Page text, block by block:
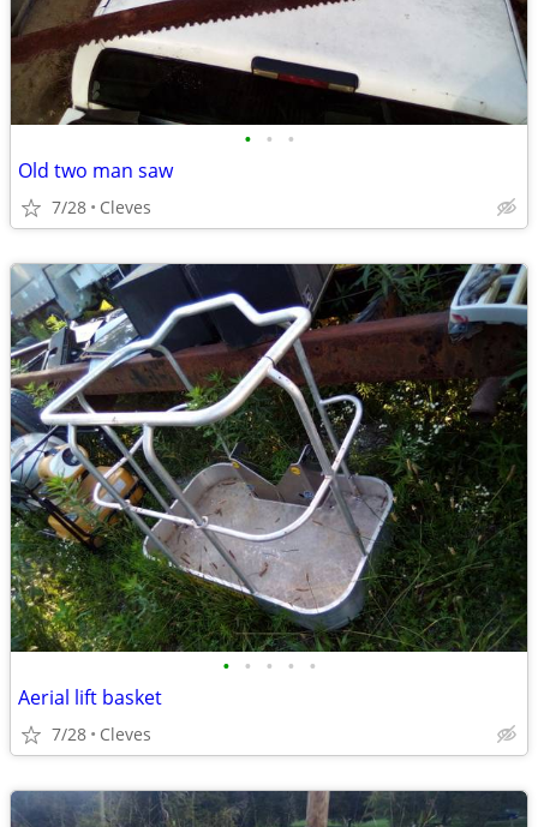
• • •
Old two man saw
7/28 Cleves
• • • • •
Aerial lift basket
7/28 Cleves